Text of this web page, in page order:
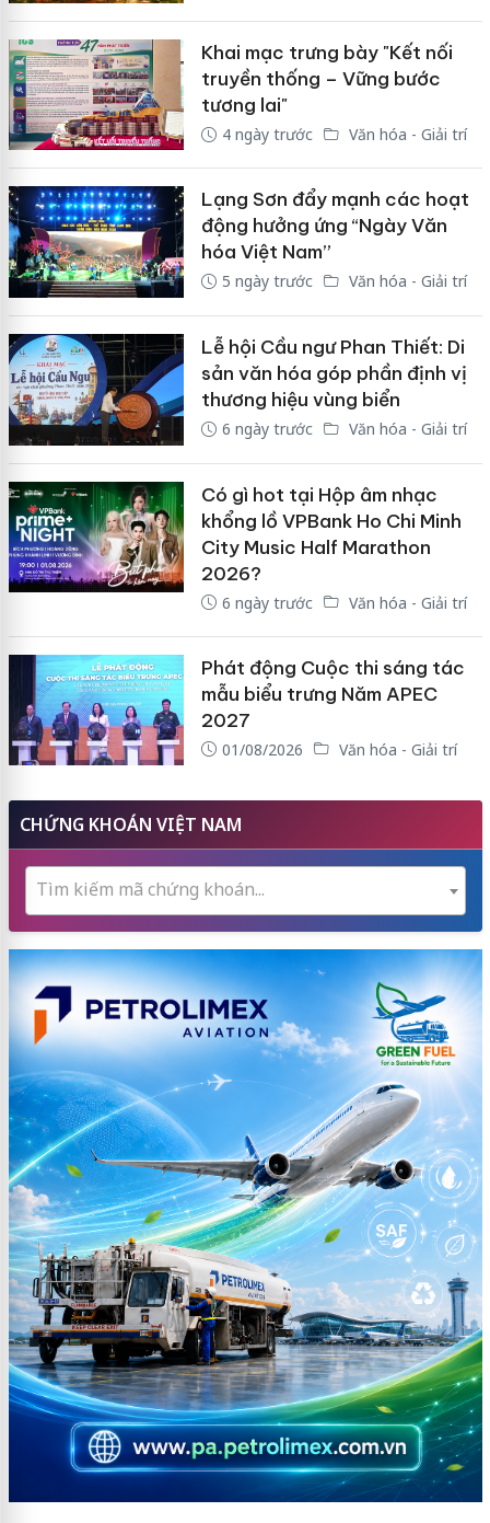
Khai mạc trưng bày "Kết nối
truyền thống – Vững bước
tương lai"
4 ngày trước Văn hóa - Giải trí
Lạng Sơn đẩy mạnh các hoạt
động hưởng ứng “Ngày Văn
hóa Việt Nam”
5 ngày trước Văn hóa - Giải trí
Lễ hội Cầu ngư Phan Thiết: Di
sản văn hóa góp phần định vị
thương hiệu vùng biển
6 ngày trước Văn hóa - Giải trí
Có gì hot tại Hộp âm nhạc
khổng lồ VPBank Ho Chi Minh
City Music Half Marathon
2026?
6 ngày trước Văn hóa - Giải trí
Phát động Cuộc thi sáng tác
mẫu biểu trưng Năm APEC
2027
01/08/2026 Văn hóa - Giải trí
CHỨNG KHOÁN VIỆT NAM
Tìm kiếm mã chứng khoán...